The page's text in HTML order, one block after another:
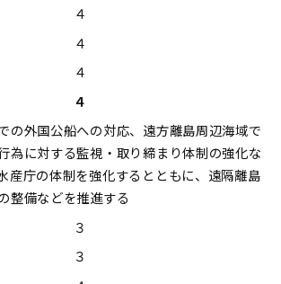
４
４
４
４
の外国公船への対応、遠方離島周辺海域で
為に対する監視・取り締まり体制の強化な
産庁の体制を強化するとともに、遠隔離島
整備などを推進する
３
３